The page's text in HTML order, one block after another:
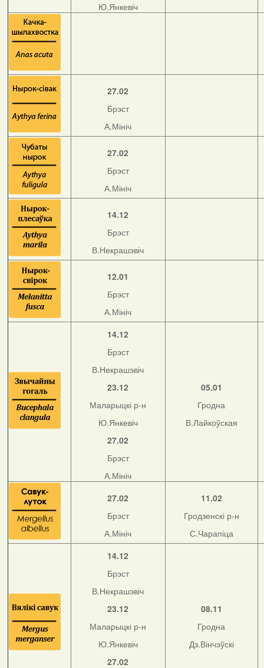
Ю.Янкевіч
27.02
Брэст
А.Мініч
27.02
Брэст
А.Мініч
14.12
Брэст
В.Некрашэвіч
12.01
Брэст
А.Мініч
14.12
Брэст
В.Некрашэвіч
23.12
Маларыцкі р-н
Ю.Янкевіч
27.02
Брэст
А.Мініч
05.01
Гродна
В.Лайкоўская
27.02
Брэст
А.Мініч
11.02
Гродзенскі р-н
С.Чарапіца
14.12
Брэст
В.Некрашэвіч
23.12
Маларыцкі р-н
Ю.Янкевіч
27.02
08.11
Гродна
Дз.Вінчэўскі